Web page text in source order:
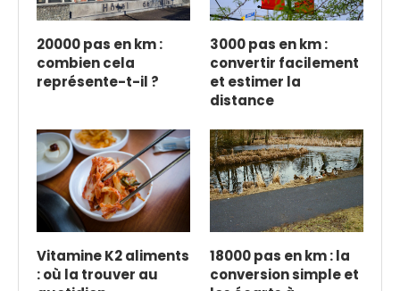
20000 pas en km :
combien cela
représente-t-il ?
3000 pas en km :
convertir facilement
et estimer la
distance
Vitamine K2 aliments
: où la trouver au
18000 pas en km : la
conversion simple et